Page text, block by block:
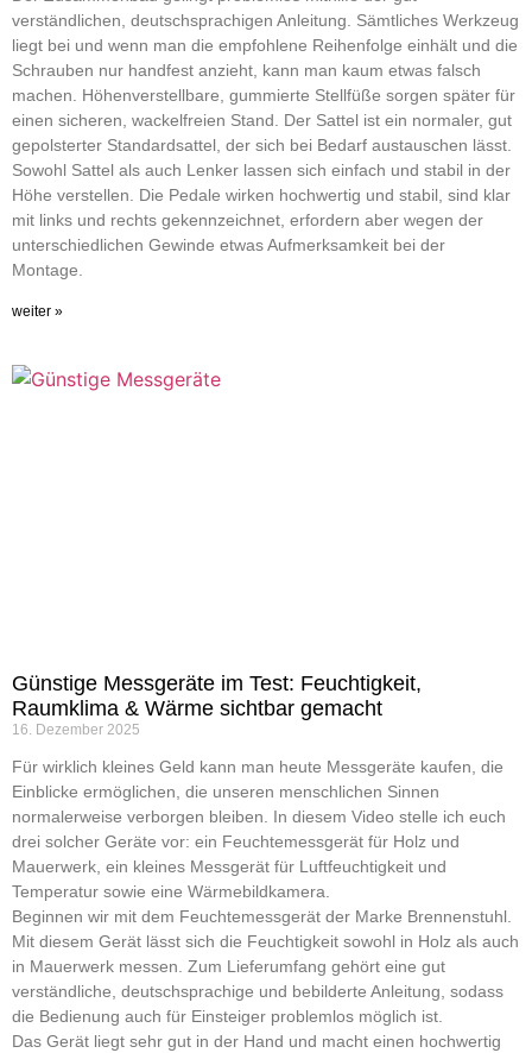
verständlichen, deutschsprachigen Anleitung. Sämtliches Werkzeug
liegt bei und wenn man die empfohlene Reihenfolge einhält und die
Schrauben nur handfest anzieht, kann man kaum etwas falsch
machen. Höhenverstellbare, gummierte Stellfüße sorgen später für
einen sicheren, wackelfreien Stand. Der Sattel ist ein normaler, gut
gepolsterter Standardsattel, der sich bei Bedarf austauschen lässt.
Sowohl Sattel als auch Lenker lassen sich einfach und stabil in der
Höhe verstellen. Die Pedale wirken hochwertig und stabil, sind klar
mit links und rechts gekennzeichnet, erfordern aber wegen der
unterschiedlichen Gewinde etwas Aufmerksamkeit bei der
Montage.
weiter »
Günstige Messgeräte im Test: Feuchtigkeit,
Raumklima & Wärme sichtbar gemacht
16. Dezember 2025
Für wirklich kleines Geld kann man heute Messgeräte kaufen, die
Einblicke ermöglichen, die unseren menschlichen Sinnen
normalerweise verborgen bleiben. In diesem Video stelle ich euch
drei solcher Geräte vor: ein Feuchtemessgerät für Holz und
Mauerwerk, ein kleines Messgerät für Luftfeuchtigkeit und
Temperatur sowie eine Wärmebildkamera.
Beginnen wir mit dem Feuchtemessgerät der Marke Brennenstuhl.
Mit diesem Gerät lässt sich die Feuchtigkeit sowohl in Holz als auch
in Mauerwerk messen. Zum Lieferumfang gehört eine gut
verständliche, deutschsprachige und bebilderte Anleitung, sodass
die Bedienung auch für Einsteiger problemlos möglich ist.
Das Gerät liegt sehr gut in der Hand und macht einen hochwertig